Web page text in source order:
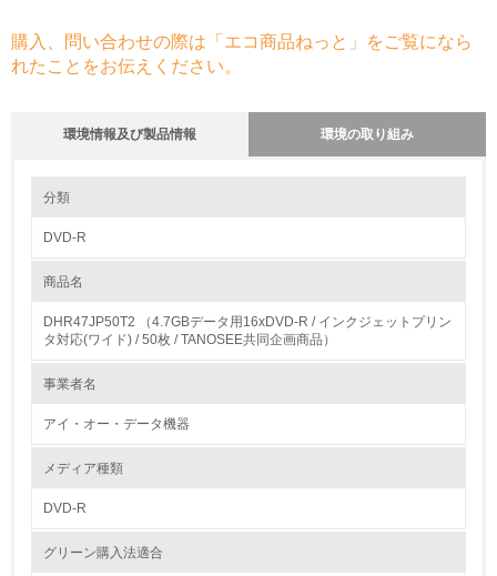
購入、問い合わせの際は「エコ商品ねっと」をご覧になら
れたことをお伝えください。
環境情報及び製品情報 環境の取り組み
1.環境取り組み体制
1.
環境方針を持っている
環境対応の責任体制を定めている
環境問題に関する従業員教育を行っている
分類
DVD-R
商品名
DHR47JP50T2 （4.7GBデータ用16xDVD-R / インクジェットプリン
タ対応(ワイド) / 50枚 / TANOSEE共同企画商品）
事業者名
アイ・オー・データ機器
メディア種類
DVD-R
グリーン購入法適合